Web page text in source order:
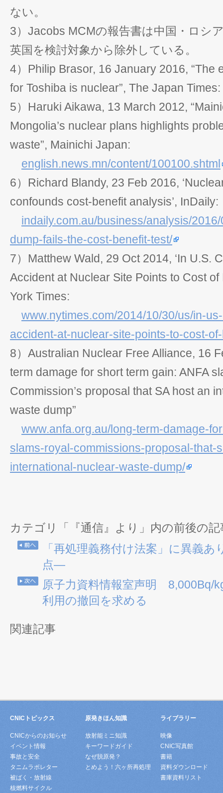
ない。
3）Jacobs MCMの報告書は中国・ロシ
英国を検討対象から除外している。
4）Philip Brasor, 16 January 2016, “The
for Toshiba is nuclear”, The Japan Times:
5）Haruki Aikawa, 13 March 2012,
Mongolia’s nuclear plans highlights
waste”, Mainichi Japan:
english.news.mn/content/100100.shtml
6）Richard Blandy, 23 Feb 2016,
confounds cost-benefit analysis’, InDaily:
indaily.com.au/business/analysis/
dump-fails-the-cost-benefit-test/
7）Matthew Wald, 29 Oct 2014, ‘In U.S.
Accident at Nuclear Site Points to Cost of
York Times:
www.nytimes.com/2014/10/30/us/in-
accident-at-nuclear-site-points-to-cost-
8）Australian Nuclear Free Alliance, 16
term damage for short term gain: ANFA
Commission’s proposal that SA host an
waste dump”
www.anfa.org.au/long-term-damage-
slams-royal-commissions-proposal-that-
international-nuclear-waste-dump/
カテゴリ「『通信』より」内の前後の記
「再処理義務付け法案」に異義
点―
原子力資料情報室声明 8,000Bq/
利用の撤回を求める
関連記事
CNICトピックス
CNICからのお知らせ
イベント情報
事故と安全
タニムラボレター
被ばく・放射線
核燃料サイクル
原発きほん知識
放射能ミニ知識
キーワードガイド
なぜ脱原発？
とめよう！六ヶ所再処理
ライブラリー
映像
CNIC写真館
書籍
資料ダウンロード
書庫資料リスト